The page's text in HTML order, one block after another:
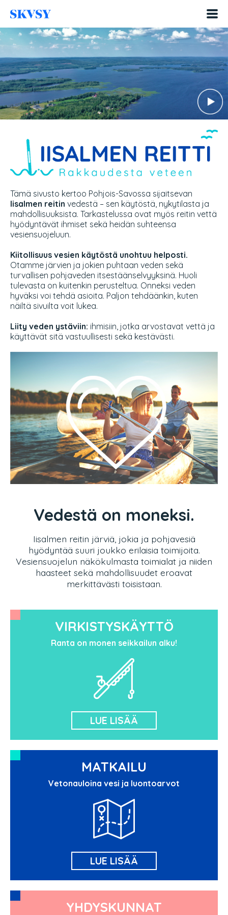
sisältöön
Tämä sivusto kertoo Pohjois-Savossa sijaitsevan
Iisalmen reitin vedestä – sen käytöstä, nykytilasta ja
mahdollisuuksista. Tarkastelussa ovat myös reitin vettä
hyödyntävät ihmiset sekä heidän suhteensa
vesiensuojeluun.
Kiitollisuus vesien käytöstä unohtuu helposti.
Otamme järvien ja jokien puhtaan veden sekä
turvallisen pohjaveden itsestäänselvyyksinä. Huoli
tulevasta on kuitenkin perusteltua. Onneksi veden
hyväksi voi tehdä asioita. Paljon tehdäänkin, kuten
näiltä sivuilta voit lukea.
Liity veden ystäviin: ihmisiin, jotka arvostavat vettä ja
käyttävät sitä vastuullisesti sekä kestävästi.
Vedestä on moneksi.
Iisalmen reitin järviä, jokia ja pohjavesiä
hyödyntää suuri joukko erilaisia toimijoita.
Vesiensuojelun näkökulmasta toimialat ja niiden
haasteet sekä mahdollisuudet eroavat
merkittävästi toisistaan.
VIRKISTYSKÄYTTÖ
Ranta on monen seikkailun alku!
LUE LISÄÄ
MATKAILU
Vetonauloina vesi ja luontoarvot
LUE LISÄÄ
YHDYSKUNNAT